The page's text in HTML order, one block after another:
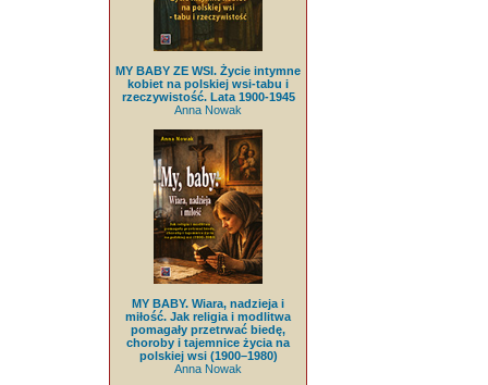
MY BABY ZE WSI. Życie intymne
kobiet na polskiej wsi-tabu i
rzeczywistość. Lata 1900-1945
Anna Nowak
MY BABY. Wiara, nadzieja i
miłość. Jak religia i modlitwa
pomagały przetrwać biedę,
choroby i tajemnice życia na
polskiej wsi (1900–1980)
Anna Nowak